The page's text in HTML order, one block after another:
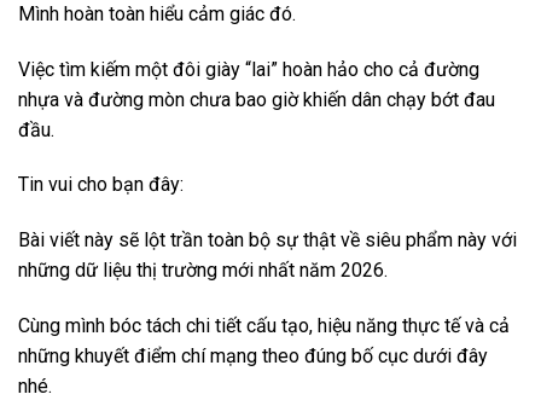
Mình hoàn toàn hiểu cảm giác đó.
Việc tìm kiếm một đôi giày “lai” hoàn hảo cho cả đường
nhựa và đường mòn chưa bao giờ khiến dân chạy bớt đau
đầu.
Tin vui cho bạn đây:
Bài viết này sẽ lột trần toàn bộ sự thật về siêu phẩm này với
những dữ liệu thị trường mới nhất năm 2026.
Cùng mình bóc tách chi tiết cấu tạo, hiệu năng thực tế và cả
những khuyết điểm chí mạng theo đúng bố cục dưới đây
nhé.